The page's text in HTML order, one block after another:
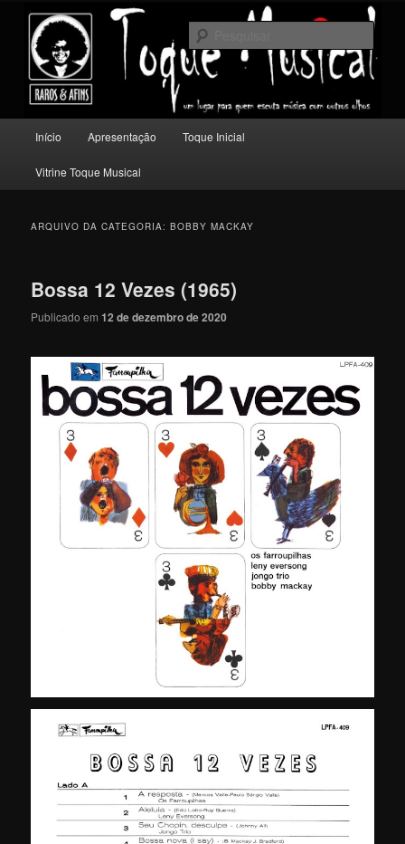
conteúdo
principal
conteúdo
secundário
Toque Musical
Um lugar para quem escuta música com outros olhos.
principal
Início Apresentação Toque Inicial
Vitrine Toque Musical
ARQUIVO DA CATEGORIA:BOBBY MACKAY
Bossa 12 Vezes (1965)
Publicado em12 de dezembro de 2020